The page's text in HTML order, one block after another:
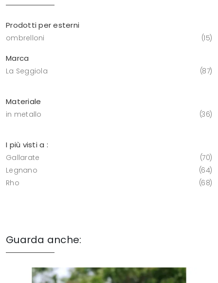
Prodotti per esterni
ombrelloni 15
Marca
La Seggiola 87
Materiale
in metallo 36
I più visti a :
Gallarate
70
Legnano
64
Rho
68
Guarda anche: